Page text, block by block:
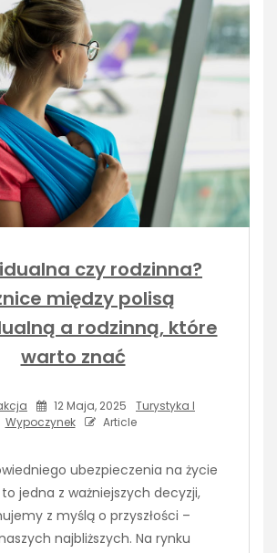
czy rodzinna?
między polisą
a rodzinną, które
warto znać
12 Maja, 2025
Turystyka I
Wypoczynek
Article
ubezpieczenia na życie
jedna z ważniejszych decyzji,
z myślą o przyszłości –
najbliższych. Na rynku